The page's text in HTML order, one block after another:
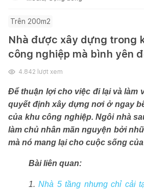
Trên 200m2
Nhà được xây dựng trong
công nghiệp mà bình yên
4.842 lượt xem
Để thuận lợi cho việc đi lại và làm
quyết định xây dựng nơi ở ngay
của khu công nghiệp. Ngôi nhà
làm chủ nhân mãn nguyện bởi
mà nó mang lại cho cuộc sống
Bài liên quan:
1.Nhà 5 tầng nhưng chỉ cải